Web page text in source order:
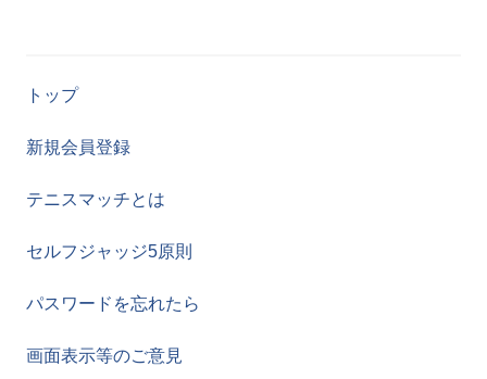
トップ
新規会員登録
テニスマッチとは
セルフジャッジ5原則
パスワードを忘れたら
画面表示等のご意見